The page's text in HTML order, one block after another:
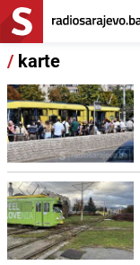
/ karte